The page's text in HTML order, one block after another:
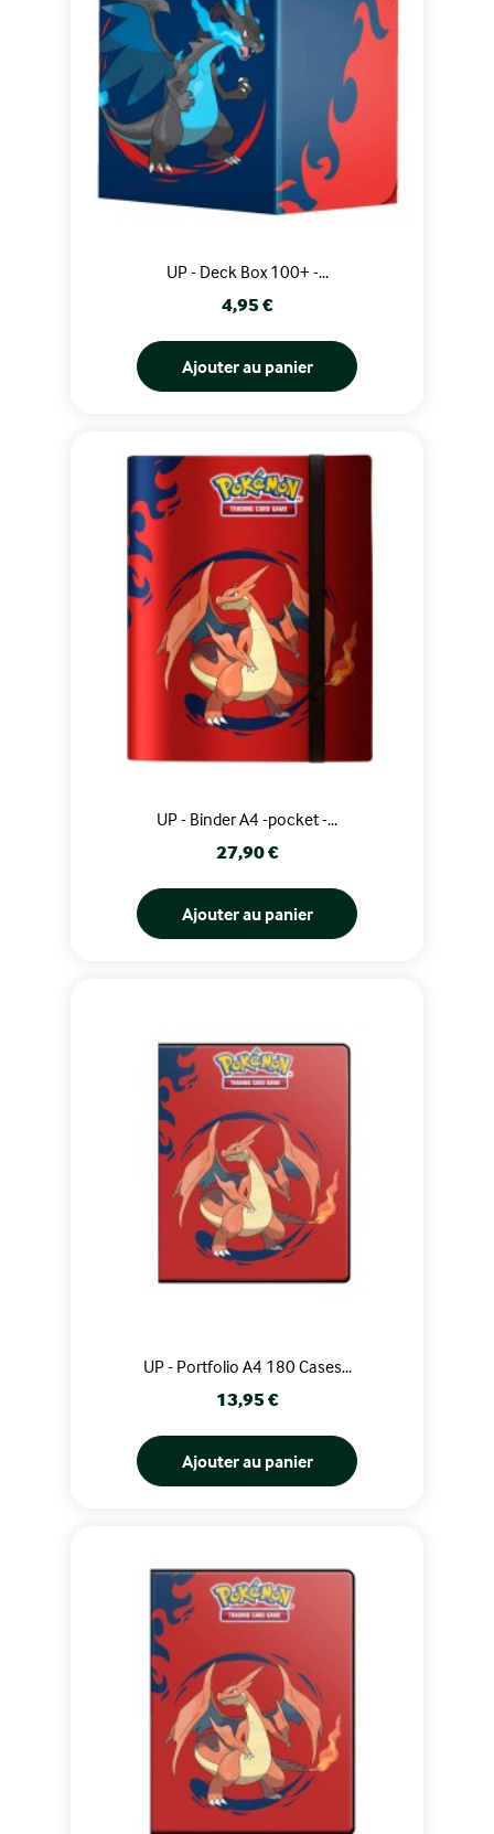
UP - Deck Box 100+ -...
Prix
4,95 €
Ajouter au panier
UP - Binder A4 -pocket -...
Prix
27,90 €
Ajouter au panier
UP - Portfolio A4 180 Cases...
Prix
13,95 €
Ajouter au panier